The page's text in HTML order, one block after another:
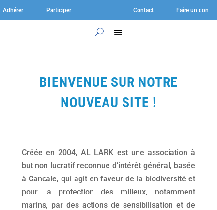
Adhérer Participer Contact Faire un don
BIENVENUE SUR NOTRE
NOUVEAU SITE !
Créée en 2004, AL LARK est une association à
but non lucratif reconnue d’intérêt général, basée
à Cancale, qui agit en faveur de la biodiversité et
pour la protection des milieux, notamment
marins, par des actions de sensibilisation et de